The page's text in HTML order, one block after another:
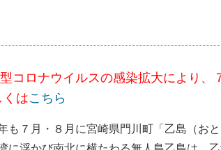
コロナウイルスの感染拡大により、
くはこちら
も７月・８月に宮崎県門川町「乙島（お